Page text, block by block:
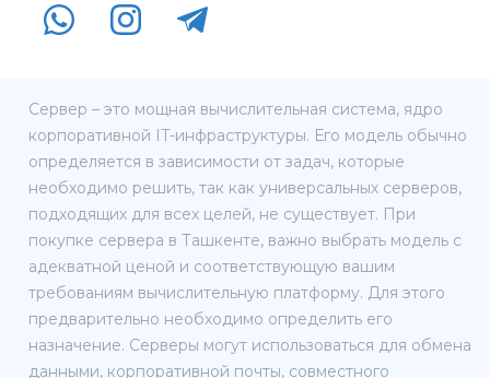
Сервер – это мощная вычислительная система, ядро
корпоративной IT-инфраструктуры. Его модель обычно
определяется в зависимости от задач, которые
необходимо решить, так как универсальных серверов,
подходящих для всех целей, не существует. При
покупке сервера в Ташкенте, важно выбрать модель с
адекватной ценой и соответствующую вашим
требованиям вычислительную платформу. Для этого
предварительно необходимо определить его
назначение. Серверы могут использоваться для обмена
данными, корпоративной почты, совместного